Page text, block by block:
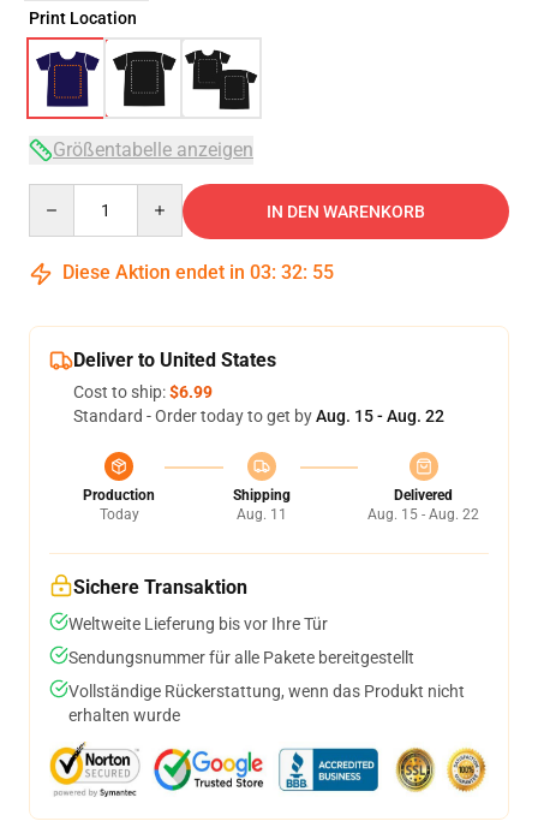
Print Location
Größentabelle anzeigen
IN DEN WARENKORB
Diese Aktion endet in 03: 32: 54
Deliver to United States
Cost to ship:$6.99
Standard - Order today to get byAug. 15 - Aug. 22
Production
Today
Shipping
Aug. 11
Delivered
Aug. 15 - Aug. 22
Sichere Transaktion
Weltweite Lieferung bis vor Ihre Tür
Sendungsnummer für alle Pakete bereitgestellt
Vollständige Rückerstattung, wenn das Produkt nicht
erhalten wurde